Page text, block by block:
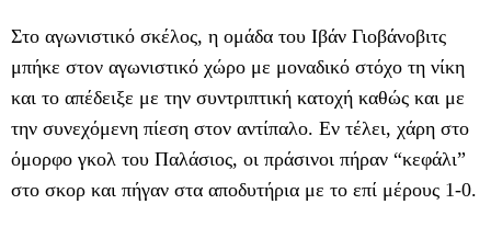
Στο αγωνιστικό σκέλος, η ομάδα του Ιβάν Γιοβάνοβιτς
μπήκε στον αγωνιστικό χώρο με μοναδικό στόχο τη νίκη
και το απέδειξε με την συντριπτική κατοχή καθώς και με
την συνεχόμενη πίεση στον αντίπαλο. Εν τέλει, χάρη στο
όμορφο γκολ του Παλάσιος, οι πράσινοι πήραν “κεφάλι”
στο σκορ και πήγαν στα αποδυτήρια με το επί μέρους 1-0.